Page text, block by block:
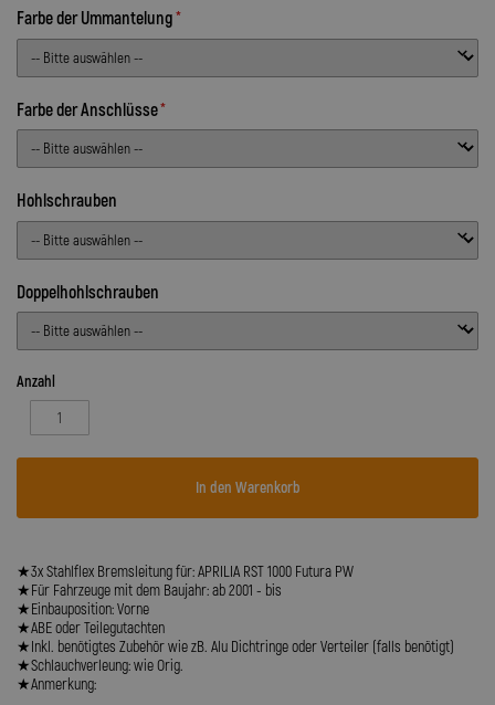
Farbe der Ummantelung
Farbe der Anschlüsse
Hohlschrauben
Doppelhohlschrauben
Anzahl
In den Warenkorb
★3x Stahlflex Bremsleitung für: APRILIA RST 1000 Futura PW
★Für Fahrzeuge mit dem Baujahr: ab 2001 - bis
★Einbauposition: Vorne
★ABE oder Teilegutachten
★Inkl. benötigtes Zubehör wie zB. Alu Dichtringe oder Verteiler (falls benötigt)
★Schlauchverleung: wie Orig.
★Anmerkung: